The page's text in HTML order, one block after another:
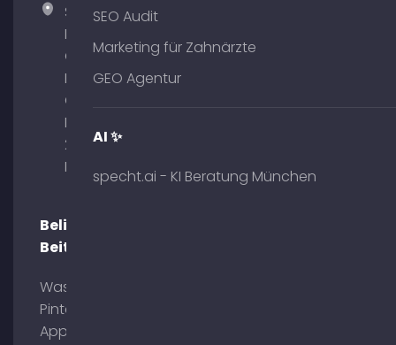
Specht
Marketing
GmbH –
Palais am
Obelisk
Briennerstr.
29 80333
München
Beliebte
Beiträge
Was ist
Pinterest
App?
SEO Audit
Marketing für Zahnärzte
GEO Agentur
AI ✨
specht.ai - KI Beratung München